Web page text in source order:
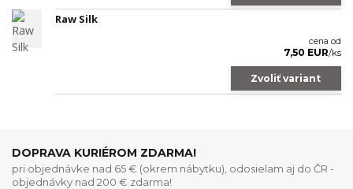
Raw Silk
cena od
7,50 EUR/ks
Zvoliť variant
DOPRAVA KURIÉROM ZDARMA!
pri objednávke nad 65 € (okrem nábytku), odosielam aj do ČR -
objednávky nad 200 € zdarma!